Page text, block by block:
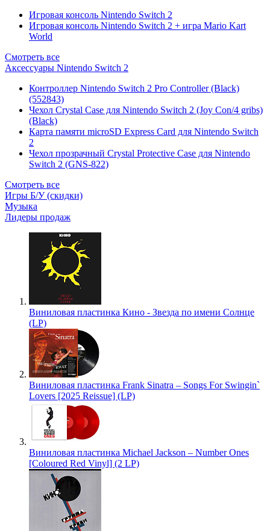
Игровая консоль Nintendo Switch 2
Игровая консоль Nintendo Switch 2 + игра Mario Kart
World
Смотреть все
Аксессуары Nintendo Switch 2
Контроллер Nintendo Switch 2 Pro Controller (Black)
(552843)
Чехол Сrystal Сase для Nintendo Switch 2 (Joy Con/4 gribs)
(Black)
Карта памяти microSD Express Card для Nintendo Switch
2
Чехол прозрачный Crystal Protective Case для Nintendo
Switch 2 (GNS-822)
Смотреть все
Игры Б/У (скидки)
Музыка
Лидеры продаж
Виниловая пластинка Кино - Звезда по имени Солнце
(LP)
Виниловая пластинка Frank Sinatra – Songs For Swingin`
Lovers [2025 Reissue] (LP)
Виниловая пластинка Michael Jackson – Number Ones
[Coloured Red Vinyl] (2 LP)